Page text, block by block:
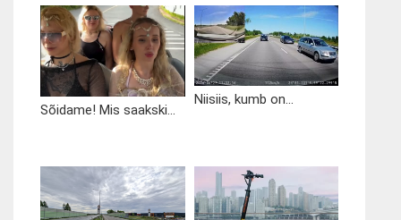
Sõidame! Mis saakski...
Niisiis, kumb on...